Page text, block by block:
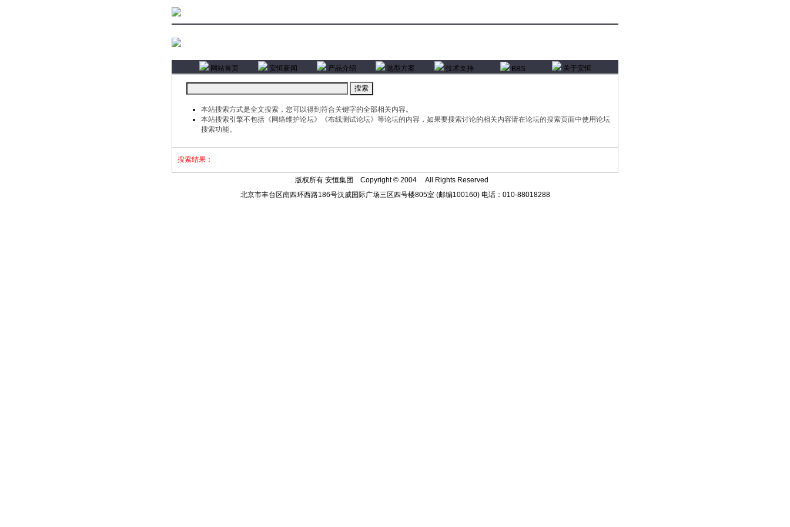
网站首页 安恒新闻 产品介绍 选型方案 技术支持 BBS 关于安恒
本站搜索方式是全文搜索，您可以得到符合关键字的全部相关内容。
本站搜索引擎不包括《网络维护论坛》《布线测试论坛》等论坛的内容，如果要搜索讨论的相关内容请在论坛的搜索页面中使用论坛
搜索功能。
搜索结果：
版权所有 安恒集团 Copyright © 2004
All Rights Reserved
北京市丰台区南四环西路186号汉威国际广场三区四号楼805室 (邮编100160) 电话：010-88018288